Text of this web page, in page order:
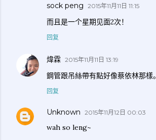
sock peng 2015年11月11日 11:15
而且是一个星期见面2次！
回复
煒霖 2015年11月11日 13:19
鋼管跟吊絲帶有點好像蔡依林那樣。
回复
Unknown 2015年11月12日 00:03
wah so leng~